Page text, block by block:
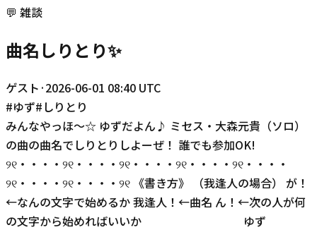
💬 雑談
曲名しりとり✨️
ゲスト ·2026-06-01 08:40 UTC
#ゆず# しりとり
みんなやっほ〜☆ ゆずだよん♪ ミセス・大森元貴（ソロ）
の曲の曲名でしりとりしよーぜ！ 誰でも参加OK!
୨୧・・・・୨୧・・・・୨୧・・・・୨୧・・・・୨୧・・・・
୨୧・・・・୨୧・・・・୨୧ 《書き方》 （我逢人の場合） が！
←なんの文字で始めるか 我逢人！←曲名 ん！←次の人が何
の文字から始めればいいか ゆず